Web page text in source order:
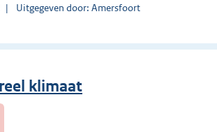
Uitgegeven door: Amersfoort
klimaat​